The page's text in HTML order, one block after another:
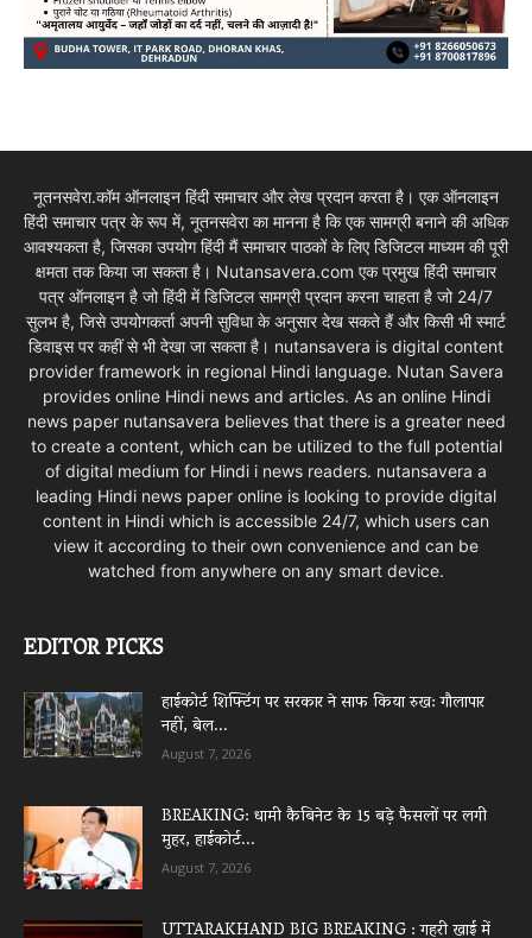
नूतनसवेरा.कॉम ऑनलाइन हिंदी समाचार और लेख प्रदान करता है। एक ऑनलाइन
हिंदी समाचार पत्र के रूप में, नूतनसवेरा का मानना है कि एक सामग्री बनाने की अधिक
आवश्यकता है, जिसका उपयोग हिंदी मैं समाचार पाठकों के लिए डिजिटल माध्यम की पूरी
क्षमता तक किया जा सकता है। Nutansavera.com एक प्रमुख हिंदी समाचार
पत्र ऑनलाइन है जो हिंदी में डिजिटल सामग्री प्रदान करना चाहता है जो 24/7
सुलभ है, जिसे उपयोगकर्ता अपनी सुविधा के अनुसार देख सकते हैं और किसी भी स्मार्ट
डिवाइस पर कहीं से भी देखा जा सकता है। nutansavera is digital content
provider framework in regional Hindi language. Nutan Savera
provides online Hindi news and articles. As an online Hindi
news paper nutansavera believes that there is a greater need
to create a content, which can be utilized to the full potential
of digital medium for Hindi i news readers. nutansavera a
leading Hindi news paper online is looking to provide digital
content in Hindi which is accessible 24/7, which users can
view it according to their own convenience and can be
watched from anywhere on any smart device.
EDITOR PICKS
हाईकोर्ट शिफ्टिंग पर सरकार ने साफ किया रुख: गौलापार
नहीं, बेल...
August 7, 2026
BREAKING: धामी कैबिनेट के 15 बड़े फैसलों पर लगी
मुहर, हाईकोर्ट...
August 7, 2026
UTTARAKHAND BIG BREAKING : गहरी खाई में